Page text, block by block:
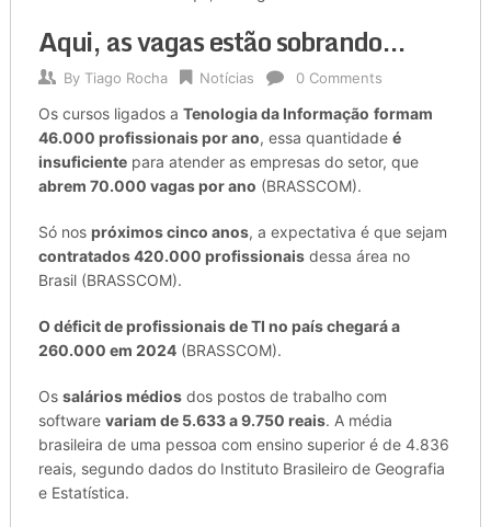
Aqui, as vagas estão sobrando…
By Tiago Rocha Notícias 0 Comments
Os cursos ligados a Tenologia da Informação formam
46.000 profissionais por ano, essa quantidade é
insuficientepara atender as empresas do setor, que
abrem 70.000 vagas por ano (BRASSCOM).
Só nos próximos cinco anos, a expectativa é que sejam
contratados 420.000 profissionaisdessa área no
Brasil (BRASSCOM).
Odéficitde profissionais de TI no paíschegará a
260.000 em 2024(BRASSCOM).
Os salários médiosdos postos de trabalho com
software variam de 5.633 a 9.750 reais. A média
brasileira de uma pessoa com ensino superior é de 4.836
reais, segundo dados do Instituto Brasileiro de Geografia
e Estatística.